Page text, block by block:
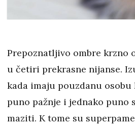
Prepoznatljivo ombre krzno
u četiri prekrasne nijanse.
kada imaju pouzdanu osobu
puno pažnje i jednako puno
maziti. K tome su